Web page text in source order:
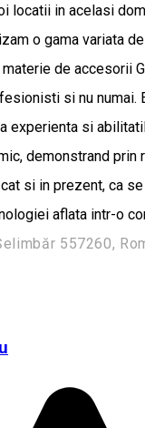
locatii in acelasi
o gama variata
de accesorii
si nu numai.
experienta si
demonstrand prin
si in prezent, ca
aflata intr-o
557260,